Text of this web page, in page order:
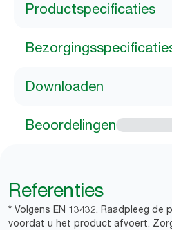
Productspecificaties
Downloaden
Beoordelingen
Referenties
* Volgens EN 13432. Raadpleeg de
voordat u het product afvoert.